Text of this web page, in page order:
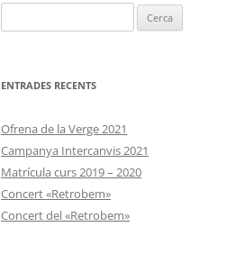
ENTRADES RECENTS
Ofrena de la Verge 2021
Campanya Intercanvis 2021
Matrícula curs 2019 – 2020
Concert «Retrobem»
Concert del «Retrobem»